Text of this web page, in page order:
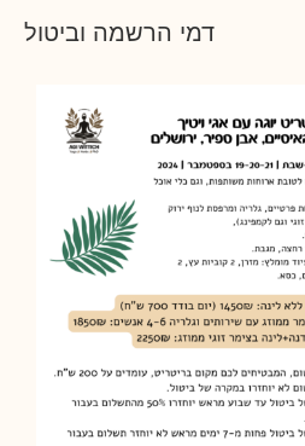
דמי הרשמה וביטול